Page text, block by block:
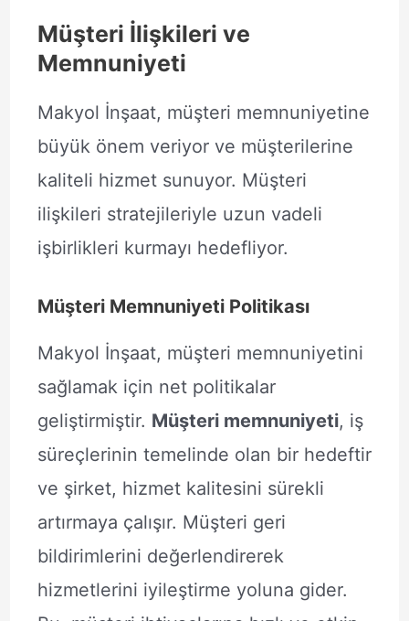
Müşteri İlişkileri ve
Memnuniyeti
Makyol İnşaat, müşteri memnuniyetine
büyük önem veriyor ve müşterilerine
kaliteli hizmet sunuyor. Müşteri
ilişkileri stratejileriyle uzun vadeli
işbirlikleri kurmayı hedefliyor.
Müşteri Memnuniyeti Politikası
Makyol İnşaat, müşteri memnuniyetini
sağlamak için net politikalar
geliştirmiştir. Müşteri memnuniyeti, iş
süreçlerinin temelinde olan bir hedeftir
ve şirket, hizmet kalitesini sürekli
artırmaya çalışır. Müşteri geri
bildirimlerini değerlendirerek
hizmetlerini iyileştirme yoluna gider.